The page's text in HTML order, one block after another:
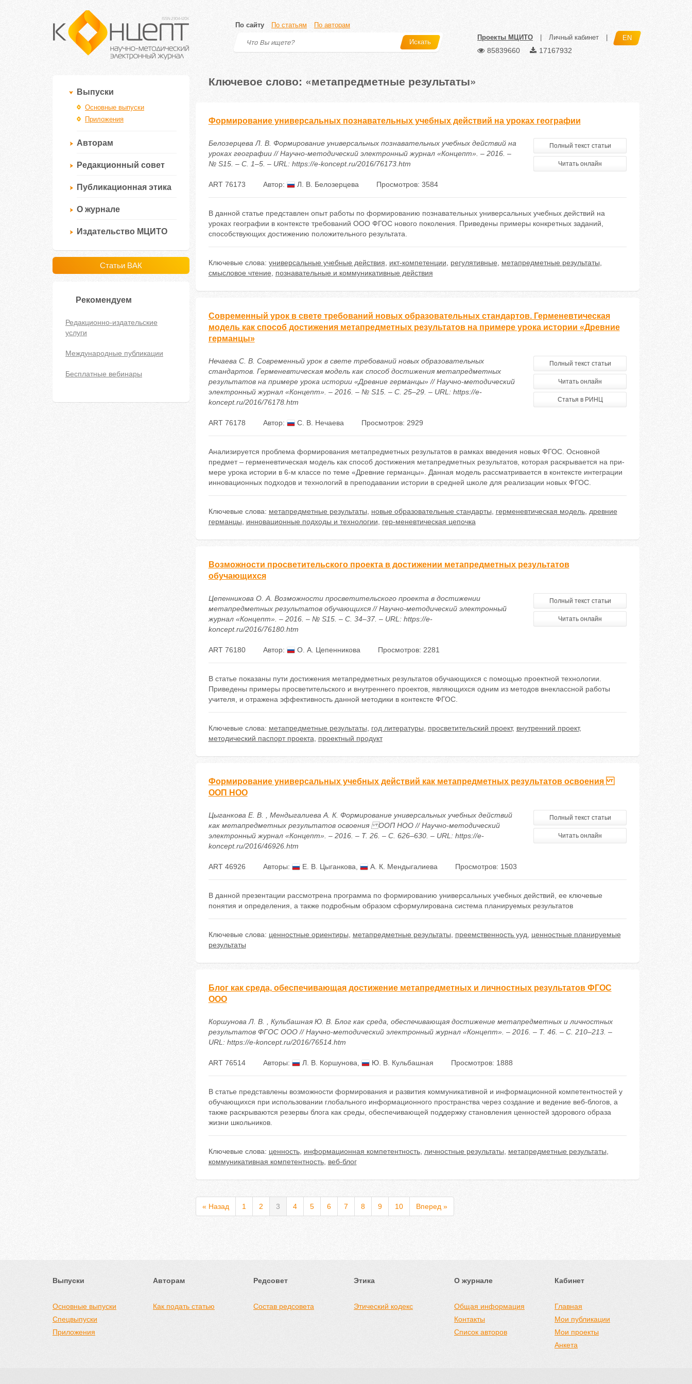
По сайту По статьям По авторам
Искать
Проекты МЦИТО Личный кабинет EN
85839660 17167932
Выпуски
Основные выпуски
Приложения
Авторам
Редакционный совет
Публикационная этика
О журнале
Издательство МЦИТО
Статьи ВАК
Рекомендуем
Редакционно-издательские
услуги
Международные публикации
Бесплатные вебинары
Ключевое слово: «метапредметные результаты»
Формирование универсальных познавательных учебных действий на уроках географии
Белозерцева Л. В. Формирование универсальных познавательных учебных действий на
уроках географии // Научно-методический электронный журнал «Концепт». – 2016. –
№ S15. – С. 1–5. – URL: https://e-koncept.ru/2016/76173.htm
Полный текст статьи
Читать онлайн
ART 76173 Автор: Л. В. Белозерцева Просмотров: 3584
В данной статье представлен опыт работы по формированию познавательных универсальных учебных действий на
уроках географии в контексте требований ООО ФГОС нового поколения. Приведены примеры конкретных заданий,
способствующих достижению положительного результата.
Ключевые слова: универсальные учебные действия икт-компетенции регулятивные метапредметные результаты
смысловое чтение
познавательные и коммуникативные действия
Современный урок в свете требований новых образовательных стандартов. Герменевтическая
модель как способ достижения метапредметных результатов на примере урока истории «Древние
германцы»
Нечаева С. В. Современный урок в свете требований новых образовательных
стандартов. Герменевтическая модель как способ достижения метапредметных
результатов на примере урока истории «Древние германцы» // Научно-методический
электронный журнал «Концепт». – 2016. – № S15. – С. 25–29. – URL: https://e-
koncept.ru/2016/76178.htm
Полный текст статьи
Читать онлайн
Статья в РИНЦ
ART 76178 Автор: С. В. Нечаева Просмотров: 2929
Анализируется проблема формирования метапредметных результатов в рамках введения новых ФГОС. Основной
предмет – герменевтическая модель как способ достижения метапредметных результатов, которая раскрывается на при-
мере урока истории в 6-м классе по теме «Древние германцы». Данная модель рассматривается в контексте интеграции
инновационных подходов и технологий в преподавании истории в средней школе для реализации новых ФГОС.
Ключевые слова: метапредметные результаты новые образовательные стандарты герменевтическая модель, древние
германцы
инновационные подходы и технологии гер-меневтическая цепочка
Возможности просветительского проекта в достижении метапредметных результатов
обучающихся
Цепенникова О. А. Возможности просветительского проекта в достижении
метапредметных результатов обучающихся // Научно-методический электронный
журнал «Концепт». – 2016. – № S15. – С. 34–37. – URL: https://e-
koncept.ru/2016/76180.htm
Полный текст статьи
Читать онлайн
ART 76180 Автор: О. А. Цепенникова Просмотров: 2281
В статье показаны пути достижения метапредметных результатов обучающихся с помощью проектной технологии.
Приведены примеры просветительского и внутреннего проектов, являющихся одним из методов внеклассной работы
учителя, и отражена эффективность данной методики в контексте ФГОС.
Ключевые слова: метапредметные результаты год литературы просветительский проект, внутренний проект,
методический паспорт проекта
проектный продукт
Формирование универсальных учебных действий как метапредметных результатов освоения
ООП НОО
Цыганкова Е. В. , Мендыгалиева А. К. Формирование универсальных учебных действий
как метапредметных результатов освоения ООП НОО // Научно-методический
электронный журнал «Концепт». – 2016. – Т. 26. – С. 626–630. – URL: https://e-
koncept.ru/2016/46926.htm
Полный текст статьи
Читать онлайн
ART 46926 Авторы: Е. В. Цыганкова А. К. Мендыгалиева Просмотров: 1503
В данной презентации рассмотрена программа по формированию универсальных учебных действий, ее ключевые
понятия и определения, а также подробным образом сформулирована система планируемых результатов
Ключевые слова: ценностные ориентиры метапредметные результаты преемственность ууд
ценностные планируемые
результаты
Блог как среда, обеспечивающая достижение метапредметных и личностных результатов ФГОС
ООО
Коршунова Л. В. , Кульбашная Ю. В. Блог как среда, обеспечивающая достижение метапредметных и личностных
результатов ФГОС ООО // Научно-методический электронный журнал «Концепт». – 2016. – Т. 46. – С. 210–213. –
URL: https://e-koncept.ru/2016/76514.htm
ART 76514 Авторы: Л. В. Коршунова Ю. В. Кульбашная Просмотров: 1888
В статье представлены возможности формирования и развития коммуникативной и информационной компетентностей у
обучающихся при использовании глобального информационного пространства через создание и ведение веб-блогов, а
также раскрываются резервы блога как среды, обеспечивающей поддержку становления ценностей здорового образа
жизни школьников.
Ключевые слова: ценность, информационная компетентность, личностные результаты метапредметные результаты
коммуникативная компетентность, веб-блог
« Назад 1 2 3 4 5 6 7 8 9 10 Вперед »
Выпуски
Основные выпуски
Спецвыпуски
Приложения
Авторам
Как подать статью
Редсовет
Состав редсовета
Этика
Этический кодекс
О журнале
Общая информация
Контакты
Список авторов
Кабинет
Главная
Мои публикации
Мои проекты
Анкета